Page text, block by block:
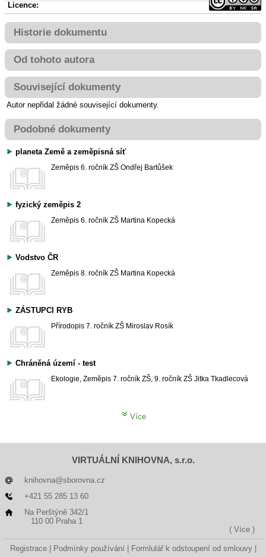
Licence:
Historie dokumentu
Od tohoto autora
Související dokumenty
Autor nepřidal žádné související dokumenty.
Podobné dokumenty
planeta Země a zeměpisná síť
Zeměpis 6. ročník ZŠ Ondřej Bartůšek
fyzický zeměpis 2
Zeměpis 6. ročník ZŠ Martina Kopecká
Vodstvo ČR
Zeměpis 8. ročník ZŠ Martina Kopecká
ZÁSTUPCI RYB
Přírodopis 7. ročník ZŠ Miroslav Rosík
Chráněná území - test
Ekologie, Zeměpis 7. ročník ZŠ, 9. ročník ZŠ Jitka Tkadlecová
Více
VIRTUÁLNÍ KNIHOVNA, s.r.o.
knihovna@sborovna.cz
+421 55 285 13 60
Na Perštýně 342/1
110 00 Praha 1
( Více )
Registrace Podmínky používání Formlulář k odstoupení od smlouvy